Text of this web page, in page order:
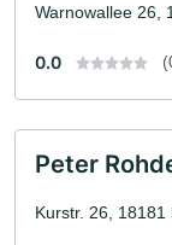
Warnowallee 26,
0.0
Peter
Kurstr. 26,